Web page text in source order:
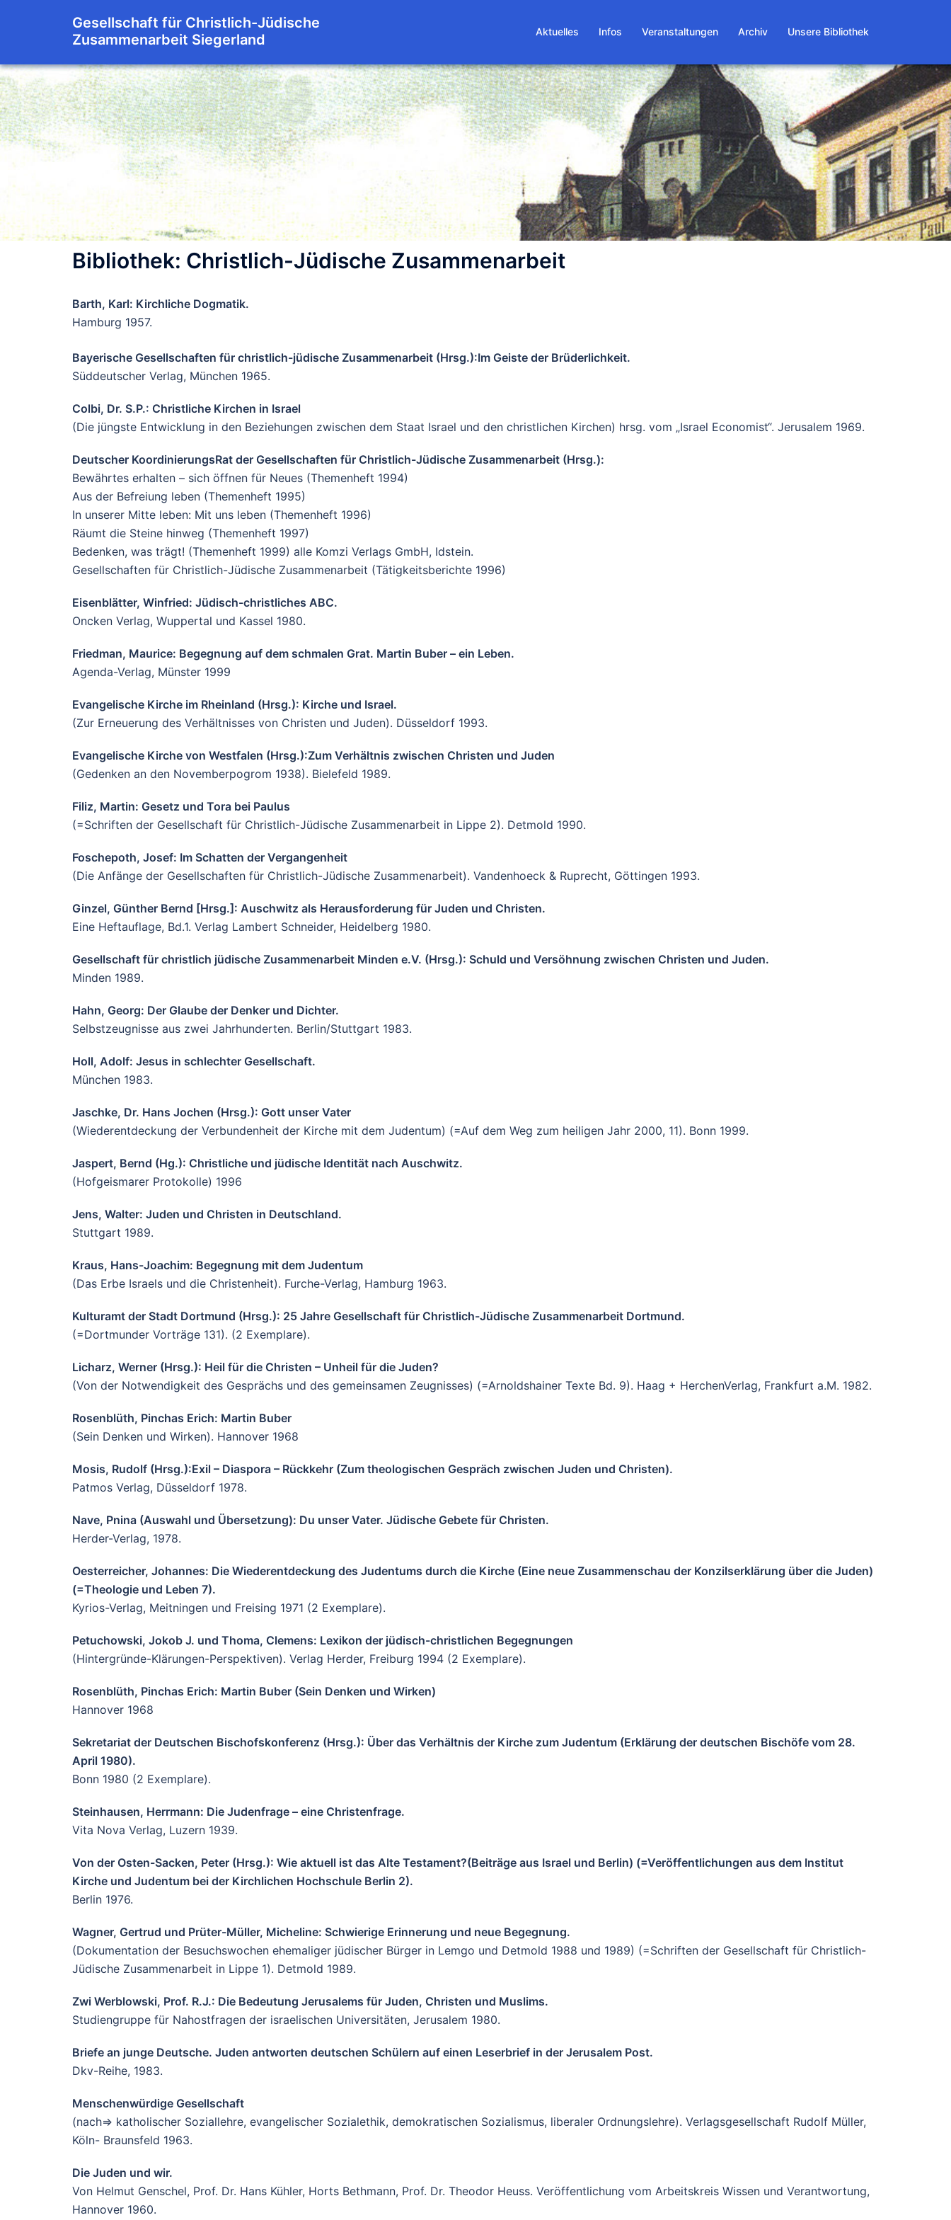
Gesellschaft für Christlich-Jüdische
Zusammenarbeit Siegerland
Aktuelles Infos Veranstaltungen Archiv Unsere Bibliothek
Bibliothek: Christlich-Jüdische Zusammenarbeit
Barth, Karl: Kirchliche Dogmatik.
Hamburg 1957.
Bayerische Gesellschaften für christlich-jüdische Zusammenarbeit (Hrsg.):Im Geiste der Brüderlichkeit.
Süddeutscher Verlag, München 1965.
Colbi, Dr. S.P.: Christliche Kirchen in Israel
(Die jüngste Entwicklung in den Beziehungen zwischen dem Staat Israel und den christlichen Kirchen) hrsg. vom „Israel Economist“. Jerusalem 1969.
Deutscher KoordinierungsRat der Gesellschaften für Christlich-Jüdische Zusammenarbeit (Hrsg.):
Bewährtes erhalten – sich öffnen für Neues (Themenheft 1994)
Aus der Befreiung leben (Themenheft 1995)
In unserer Mitte leben: Mit uns leben (Themenheft 1996)
Räumt die Steine hinweg (Themenheft 1997)
Bedenken, was trägt! (Themenheft 1999) alle Komzi Verlags GmbH, Idstein.
Gesellschaften für Christlich-Jüdische Zusammenarbeit (Tätigkeitsberichte 1996)
Eisenblätter, Winfried: Jüdisch-christliches ABC.
Oncken Verlag, Wuppertal und Kassel 1980.
Friedman, Maurice: Begegnung auf dem schmalen Grat. Martin Buber – ein Leben.
Agenda-Verlag, Münster 1999
Evangelische Kirche im Rheinland (Hrsg.): Kirche und Israel.
(Zur Erneuerung des Verhältnisses von Christen und Juden). Düsseldorf 1993.
Evangelische Kirche von Westfalen (Hrsg.):Zum Verhältnis zwischen Christen und Juden
(Gedenken an den Novemberpogrom 1938). Bielefeld 1989.
Filiz, Martin: Gesetz und Tora bei Paulus
(=Schriften der Gesellschaft für Christlich-Jüdische Zusammenarbeit in Lippe 2). Detmold 1990.
Foschepoth, Josef: Im Schatten der Vergangenheit
(Die Anfänge der Gesellschaften für Christlich-Jüdische Zusammenarbeit). Vandenhoeck & Ruprecht, Göttingen 1993.
Ginzel, Günther Bernd [Hrsg.]: Auschwitz als Herausforderung für Juden und Christen.
Eine Heftauflage, Bd.1. Verlag Lambert Schneider, Heidelberg 1980.
Gesellschaft für christlich jüdische Zusammenarbeit Minden e.V. (Hrsg.): Schuld und Versöhnung zwischen Christen und Juden.
Minden 1989.
Hahn, Georg: Der Glaube der Denker und Dichter.
Selbstzeugnisse aus zwei Jahrhunderten. Berlin/Stuttgart 1983.
Holl, Adolf: Jesus in schlechter Gesellschaft.
München 1983.
Jaschke, Dr. Hans Jochen (Hrsg.): Gott unser Vater
(Wiederentdeckung der Verbundenheit der Kirche mit dem Judentum) (=Auf dem Weg zum heiligen Jahr 2000, 11). Bonn 1999.
Jaspert, Bernd (Hg.): Christliche und jüdische Identität nach Auschwitz.
(Hofgeismarer Protokolle) 1996
Jens, Walter: Juden und Christen in Deutschland.
Stuttgart 1989.
Kraus, Hans-Joachim: Begegnung mit dem Judentum
(Das Erbe Israels und die Christenheit). Furche-Verlag, Hamburg 1963.
Kulturamt der Stadt Dortmund (Hrsg.): 25 Jahre Gesellschaft für Christlich-Jüdische Zusammenarbeit Dortmund.
(=Dortmunder Vorträge 131). (2 Exemplare).
Licharz, Werner (Hrsg.): Heil für die Christen – Unheil für die Juden?
(Von der Notwendigkeit des Gesprächs und des gemeinsamen Zeugnisses) (=Arnoldshainer Texte Bd. 9). Haag + HerchenVerlag, Frankfurt a.M. 1982.
Rosenblüth, Pinchas Erich: Martin Buber
(Sein Denken und Wirken). Hannover 1968
Mosis, Rudolf (Hrsg.):Exil – Diaspora – Rückkehr (Zum theologischen Gespräch zwischen Juden und Christen).
Patmos Verlag, Düsseldorf 1978.
Nave, Pnina (Auswahl und Übersetzung): Du unser Vater. Jüdische Gebete für Christen.
Herder-Verlag, 1978.
Oesterreicher, Johannes: Die Wiederentdeckung des Judentums durch die Kirche (Eine neue Zusammenschau der Konzilserklärung über die Juden)
(=Theologie und Leben 7).
Kyrios-Verlag, Meitningen und Freising 1971 (2 Exemplare).
Petuchowski, Jokob J. und Thoma, Clemens: Lexikon der jüdisch-christlichen Begegnungen
(Hintergründe-Klärungen-Perspektiven). Verlag Herder, Freiburg 1994 (2 Exemplare).
Rosenblüth, Pinchas Erich: Martin Buber (Sein Denken und Wirken)
Hannover 1968
Sekretariat der Deutschen Bischofskonferenz (Hrsg.): Über das Verhältnis der Kirche zum Judentum (Erklärung der deutschen Bischöfe vom 28.
April 1980).
Bonn 1980 (2 Exemplare).
Steinhausen, Herrmann: Die Judenfrage – eine Christenfrage.
Vita Nova Verlag, Luzern 1939.
Von der Osten-Sacken, Peter (Hrsg.): Wie aktuell ist das Alte Testament?(Beiträge aus Israel und Berlin) (=Veröffentlichungen aus dem Institut
Kirche und Judentum bei der Kirchlichen Hochschule Berlin 2).
Berlin 1976.
Wagner, Gertrud und Prüter-Müller, Micheline: Schwierige Erinnerung und neue Begegnung.
(Dokumentation der Besuchswochen ehemaliger jüdischer Bürger in Lemgo und Detmold 1988 und 1989) (=Schriften der Gesellschaft für Christlich-
Jüdische Zusammenarbeit in Lippe 1). Detmold 1989.
Zwi Werblowski, Prof. R.J.: Die Bedeutung Jerusalems für Juden, Christen und Muslims.
Studiengruppe für Nahostfragen der israelischen Universitäten, Jerusalem 1980.
Briefe an junge Deutsche. Juden antworten deutschen Schülern auf einen Leserbrief in der Jerusalem Post.
Dkv-Reihe, 1983.
Menschenwürdige Gesellschaft
(nach=> katholischer Soziallehre, evangelischer Sozialethik, demokratischen Sozialismus, liberaler Ordnungslehre). Verlagsgesellschaft Rudolf Müller,
Köln- Braunsfeld 1963.
Die Juden und wir.
Von Helmut Genschel, Prof. Dr. Hans Kühler, Horts Bethmann, Prof. Dr. Theodor Heuss. Veröffentlichung vom Arbeitskreis Wissen und Verantwortung,
Hannover 1960.